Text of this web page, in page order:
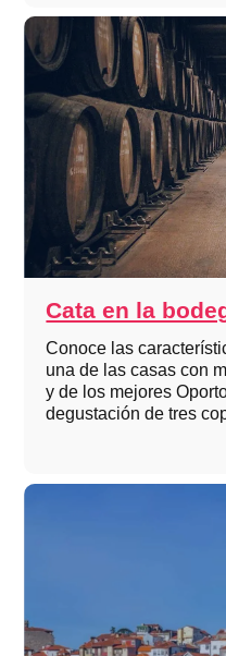
Cata en la
Conoce las
una de las casas con
y de los mejores
degustación de tres